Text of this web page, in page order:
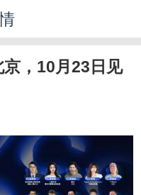
，10月23日见